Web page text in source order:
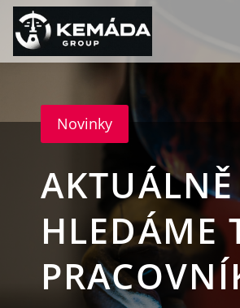
Novinky
AKTUÁLNĚ
HLEDÁME